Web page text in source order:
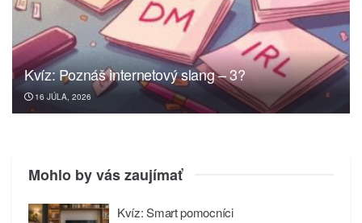
Kvíz: Poznáš internetový slang – 3?
16 JÚLA, 2026
Mohlo by vás zaujímať
Kvíz: Smart pomocníci